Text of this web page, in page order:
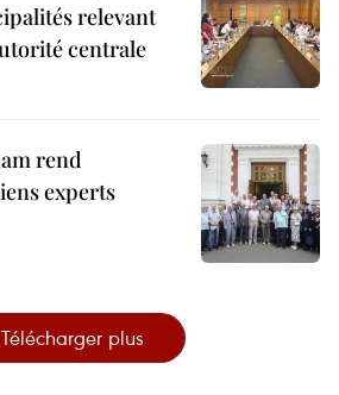
relevant
centrale
rend
experts
Télécharger plus